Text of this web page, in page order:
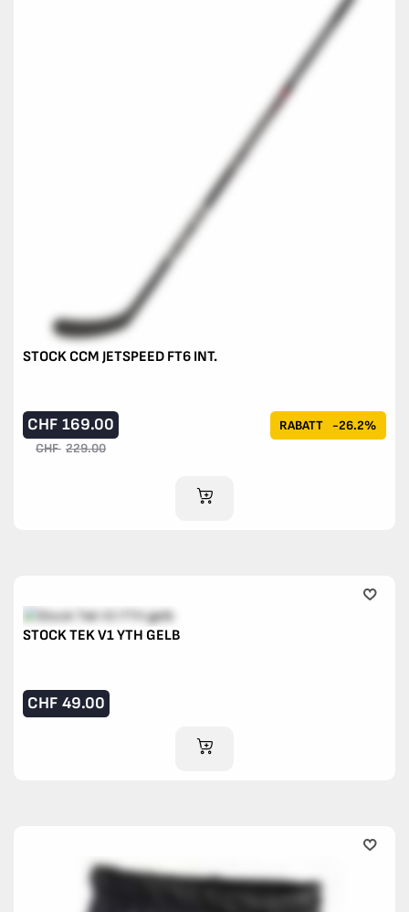
STOCK CCM JETSPEED FT6 INT.
RABATT -26.2%
CHF 169.00
CHF 229.00
IM WARENKORB
STOCK TEK V1 YTH GELB
CHF 49.00
IM WARENKORB